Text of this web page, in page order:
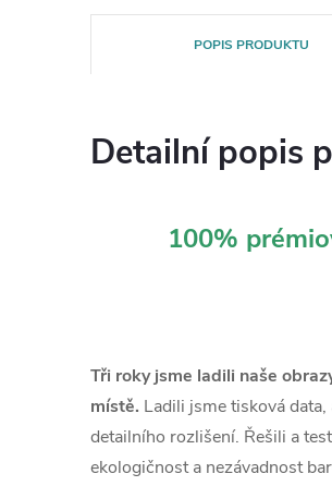
POPIS PRODUKTU
Detailní popis
100%
Tři roky jsme ladili naše
místě. Ladili jsme tisková
detailního rozlišení. Řešili a
ekologičnost a nezávadnost